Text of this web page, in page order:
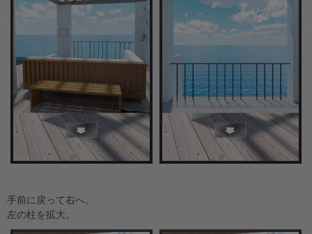
手前に戻って右へ。
左の柱を拡大。